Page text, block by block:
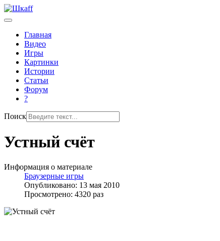
Главная
Видео
Игры
Картинки
Истории
Статьи
Форум
?
Поиск
Устный счёт
Информация о материале
Браузерные игры
Опубликовано: 13 мая 2010
Просмотрено: 4320 раз